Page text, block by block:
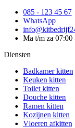
085 - 123 45 67
WhatsApp
Ma t/m za 07:00
Diensten
Badkamer kitten
Keuken kitten
Toilet kitten
Douche kitten
Ramen kitten
Kozijnen kitten
Vloeren afkitten